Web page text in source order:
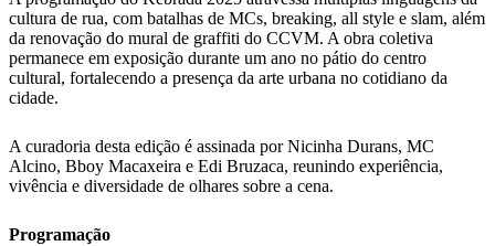
cultura de rua, com batalhas de MCs, breaking, all style e slam, além
da renovação do mural de graffiti do CCVM. A obra coletiva
permanece em exposição durante um ano no pátio do centro
cultural, fortalecendo a presença da arte urbana no cotidiano da
cidade.
A curadoria desta edição é assinada por Nicinha Durans, MC
Alcino, Bboy Macaxeira e Edi Bruzaca, reunindo experiência,
vivência e diversidade de olhares sobre a cena.
Programação